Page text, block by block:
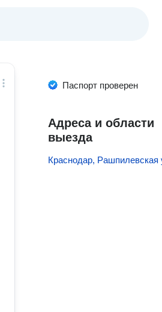
Паспорт проверен
Адреса и области
выезда
Краснодар, Рашпилевская